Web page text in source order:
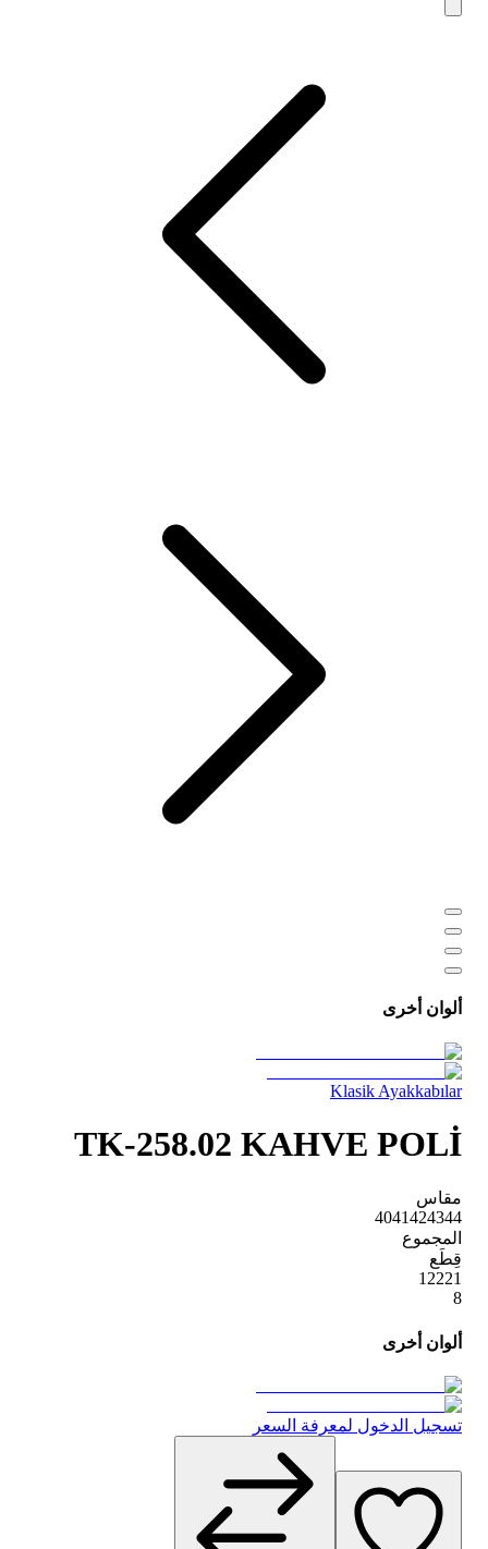
ألوان أخرى
Klasik Ayakkabılar
TK-258.02 KAHVE POLİ
مقاس
4041424344
المجموع
قِطَع
12221
8
ألوان أخرى
تسجيل الدخول لمعرفة السعر